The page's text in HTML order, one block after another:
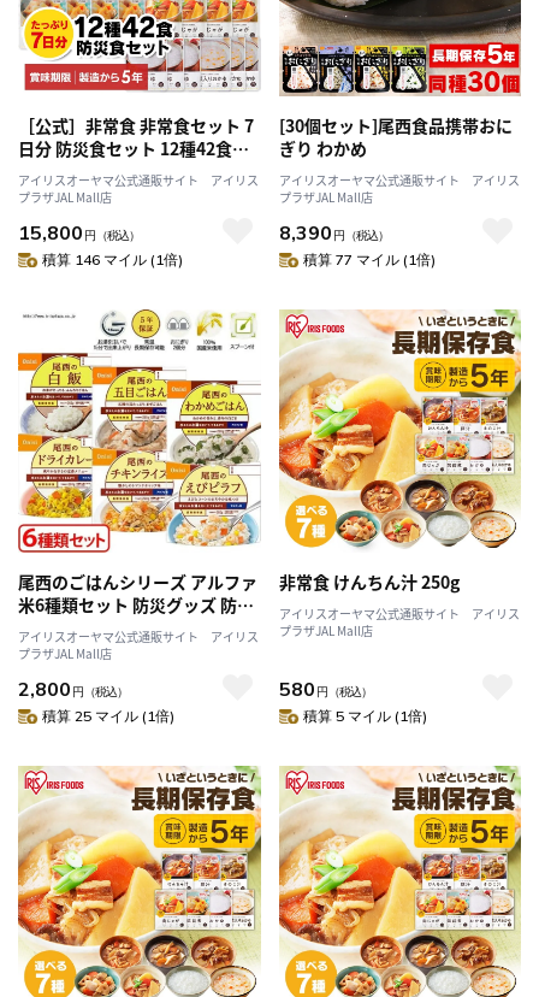
［公式］非常食 非常食セット 7
日分 防災食セット 12種42食セ
ット アイリスオーヤマ
アイリスオーヤマ公式通販サイト アイリス
プラザJAL Mall店
15,800 円 （税込）
積算 146 マイル (1倍)
[30個セット]尾西食品携帯おに
ぎり わかめ
アイリスオーヤマ公式通販サイト アイリス
プラザJAL Mall店
8,390 円 （税込）
積算 77 マイル (1倍)
尾西のごはんシリーズ アルファ
米6種類セット 防災グッズ 防災
用品 災害 非常食 米 ご飯 防災用
品 食品 アルファ米 保存食 尾西
波 火災 防災食 避難用品 お米 ご
はん
アイリスオーヤマ公式通販サイト アイリス
プラザJAL Mall店
2,800 円 （税込）
積算 25 マイル (1倍)
非常食 けんちん汁 250g
アイリスオーヤマ公式通販サイト アイリス
プラザJAL Mall店
580 円 （税込）
積算 5 マイル (1倍)